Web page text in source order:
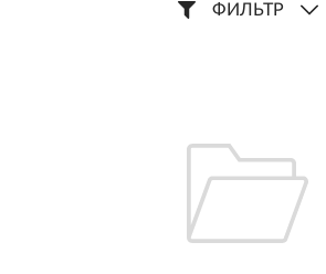
ФИЛЬТР